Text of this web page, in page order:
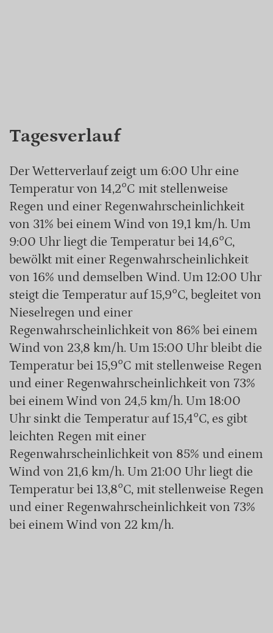
Tagesverlauf
Der Wetterverlauf zeigt um 6:00 Uhr eine
Temperatur von 14,2°C mit stellenweise
Regen und einer Regenwahrscheinlichkeit
von 31% bei einem Wind von 19,1 km/h. Um
9:00 Uhr liegt die Temperatur bei 14,6°C,
bewölkt mit einer Regenwahrscheinlichkeit
von 16% und demselben Wind. Um 12:00 Uhr
steigt die Temperatur auf 15,9°C, begleitet von
Nieselregen und einer
Regenwahrscheinlichkeit von 86% bei einem
Wind von 23,8 km/h. Um 15:00 Uhr bleibt die
Temperatur bei 15,9°C mit stellenweise Regen
und einer Regenwahrscheinlichkeit von 73%
bei einem Wind von 24,5 km/h. Um 18:00
Uhr sinkt die Temperatur auf 15,4°C, es gibt
leichten Regen mit einer
Regenwahrscheinlichkeit von 85% und einem
Wind von 21,6 km/h. Um 21:00 Uhr liegt die
Temperatur bei 13,8°C, mit stellenweise Regen
und einer Regenwahrscheinlichkeit von 73%
bei einem Wind von 22 km/h.